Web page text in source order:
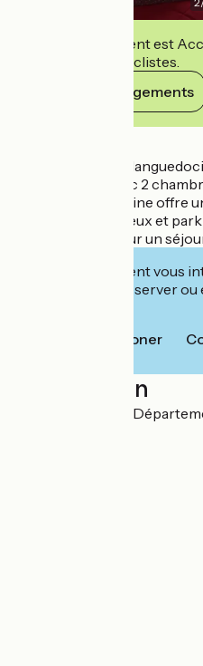
Cet établissement est
accueillir des cyclistes.
Voir ses engagements
Authentique mas
Canal du Midi, avec 2
privative. Le domaine offre
jardin, terrain de jeux et
agréable, idéal pour un
Cet établissement vous
leur site pour réserver ou
Téléphoner
Localisation
Lieu dit Le Dental